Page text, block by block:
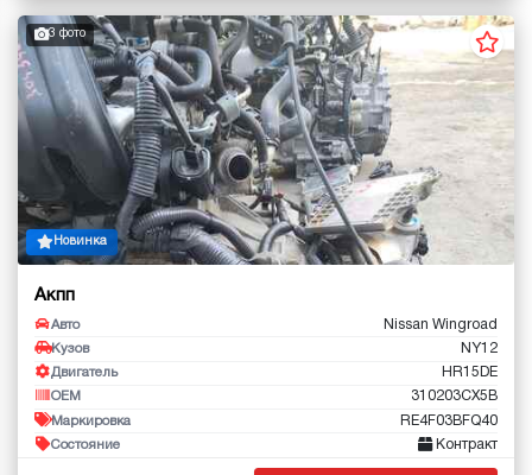
3 фото
Новинка
Акпп
Авто Nissan Wingroad
Кузов NY12
Двигатель HR15DE
OEM 310203CX5B
Маркировка RE4F03BFQ40
Состояние Контракт